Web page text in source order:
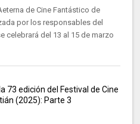
de Cine Fantástico de
por los responsables del
celebrará del 13 al 15 de marzo
73 edición del Festival de Cine
(2025): Parte 3